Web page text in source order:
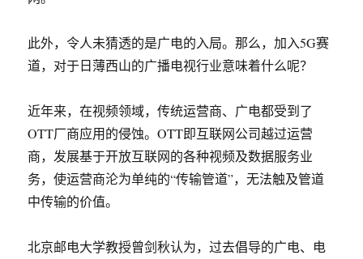
此外，令人未猜透的是广电的入局。那么，加入5G赛
道，对于日薄西山的广播电视行业意味着什么呢？
近年来，在视频领域，传统运营商、广电都受到了
OTT厂商应用的侵蚀。OTT即互联网公司越过运营
商，发展基于开放互联网的各种视频及数据服务业
务，使运营商沦为单纯的“传输管道”，无法触及管道
中传输的价值。
北京邮电大学教授曾剑秋认为，过去倡导的广电、电